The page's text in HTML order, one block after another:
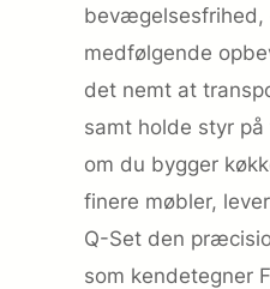
bevægelsesfrihed,
medfølgende
det nemt at
samt holde styr
om du bygger
finere møbler,
Q-Set den
som kendetegner